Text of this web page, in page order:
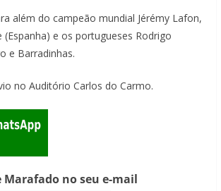
além do campeão mundial Jérémy Lafon,
e os portugueses Rodrigo
e Barradinhas.
no Auditório Carlos do Carmo.
Marafado no seu e-mail
Lagos – A quem pertence a parte superior da
sacristia da Igreja de Santa Maria?!…